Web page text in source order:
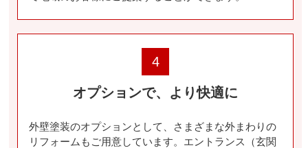
4
オプションで、より快適に
外壁塗装のオプションとして、さまざまな外まわりの
リフォームもご用意しています。エントランス（玄関